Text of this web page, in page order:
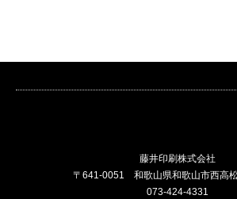
藤井印刷株式会社
〒641-0051 和歌山県和歌山市西高
073-424-4331